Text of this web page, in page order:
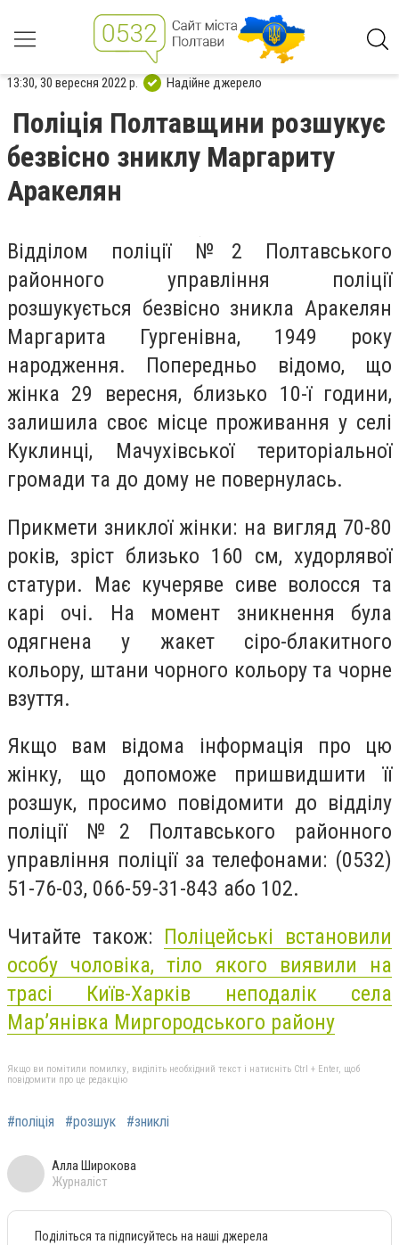
13:30, 30 вересня 2022 р. Надійне джерело
Поліція Полтавщини розшукує
безвісно зниклу Маргариту
Аракелян
Відділом поліції №2 Полтавського
районного управління поліції
розшукується безвісно зникла Аракелян
Маргарита Гургенівна, 1949 року
народження. Попередньо відомо, що
жінка 29 вересня, близько 10-ї години,
залишила своє місце проживання у селі
Куклинці, Мачухівської територіальної
громади та до дому не повернулась.
Прикмети зниклої жінки: на вигляд 70-80
років, зріст близько 160 см, худорлявої
статури. Має кучеряве сиве волосся та
карі очі. На момент зникнення була
одягнена у жакет сіро-блакитного
кольору, штани чорного кольору та чорне
взуття.
Якщо вам відома інформація про цю
жінку, що допоможе пришвидшити її
розшук, просимо повідомити до відділу
поліції №2 Полтавського районного
управління поліції за телефонами: (0532)
51-76-03, 066-59-31-843 або 102.
Читайте також: Поліцейські встановили
особу чоловіка, тіло якого виявили на
трасі Київ-Харків неподалік села
Мар’янівка Миргородського району
Якщо ви помітили помилку, виділіть необхідний текст і натисніть Ctrl + Enter, щоб
повідомити про це редакцію
#поліція #розшук #зниклі
Алла Широкова
Журналіст
Поділіться та підписуйтесь на наші джерела